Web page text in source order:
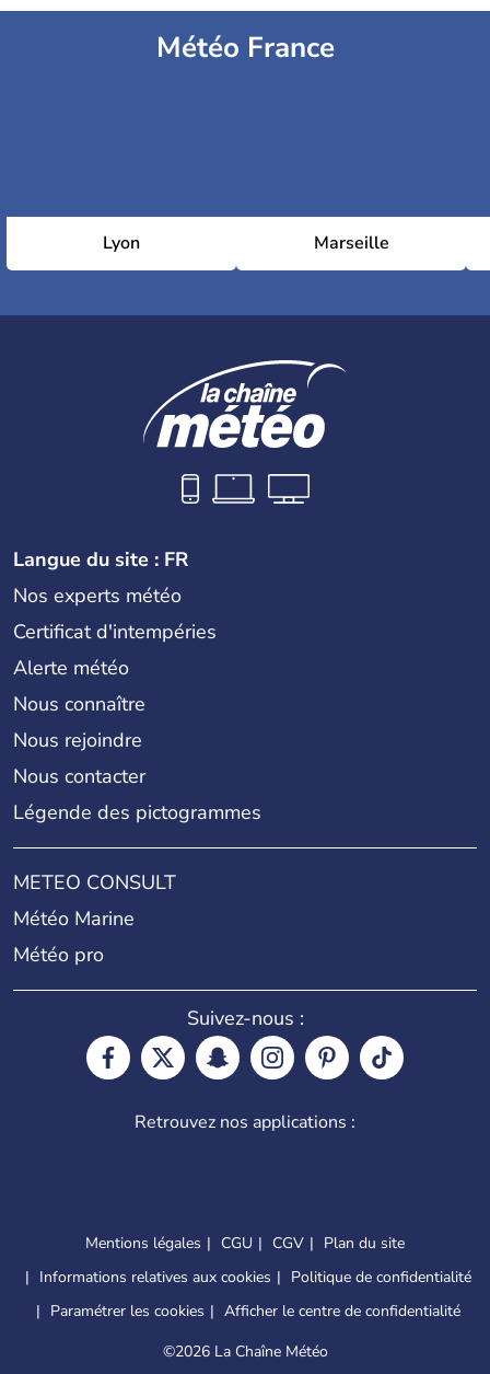
Météo France
Lyon Marseille
Langue du site : FR
Nos experts météo
Certificat d'intempéries
Alerte météo
Nous connaître
Nous rejoindre
Nous contacter
Légende des pictogrammes
METEO CONSULT
Météo Marine
Météo pro
Suivez-nous :
Retrouvez nos applications :
Mentions légales CGU CGV
Plan du site
Informations relatives aux cookies
Politique de confidentialité
Paramétrer les cookies
Afficher le centre de confidentialité
©2026 La Chaîne Météo